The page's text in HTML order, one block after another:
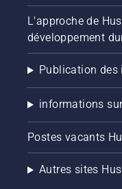
L'approche de
développement
Publication
informations
Postes vacants
Autres sites